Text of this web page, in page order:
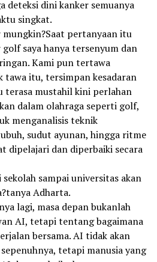
deteksi dini kanker semuanya
singkat.
pertanyaan itu
saya hanya tersenyum dan
Kami pun tertawa
tawa itu, tersimpan kesadaran
terasa mustahil kini perlahan
dalam olahraga seperti golf,
menganalisis teknik
sudut ayunan, hingga ritme
dipelajari dan diperbaiki secara
sampai universitas akan
Adharta.
lagi, masa depan bukanlah
AI, tetapi tentang bagaimana
bersama. AI tidak akan
tetapi manusia yang